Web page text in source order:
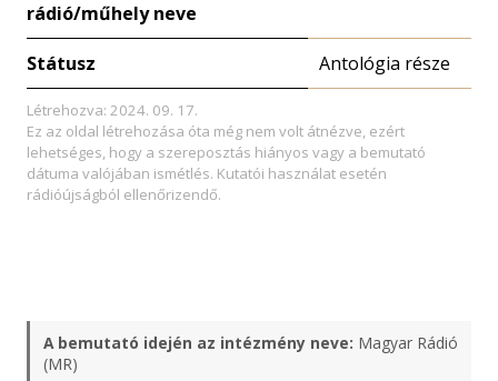
rádió/műhely neve
Státusz Antológia része
Létrehozva: 2024. 09. 17.
Ez az oldal létrehozása óta még nem volt átnézve, ezért
lehetséges, hogy a szereposztás hiányos vagy a bemutató
dátuma valójában ismétlés. Kutatói használat esetén
rádióújságból ellenőrizendő.
A bemutató idején az intézmény neve: Magyar Rádió
(MR)